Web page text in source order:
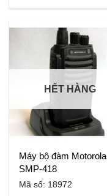
HẾT HÀNG
Máy bộ đàm Motorola
SMP-418
Mã số: 18972